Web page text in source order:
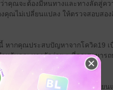
าคุณจะต้องมีหนทางและทางลัดสู่ค
ณไม่เปลี่ยนแปลง ให้ตรวจสอบสอ
หากคุณประสบปัญหาจากโควิด19 เ
หรับคุณ ทางลัดง่าย ๆ ที่คุณสามารถ
กำลังเข้าสู่ยุค 'New Normal'
ายคนคงไม่รู้จัก ยุคแห่งการเปลี่ยน